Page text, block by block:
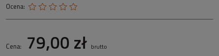
Ocena:
Cena: 79,00 zł brutto